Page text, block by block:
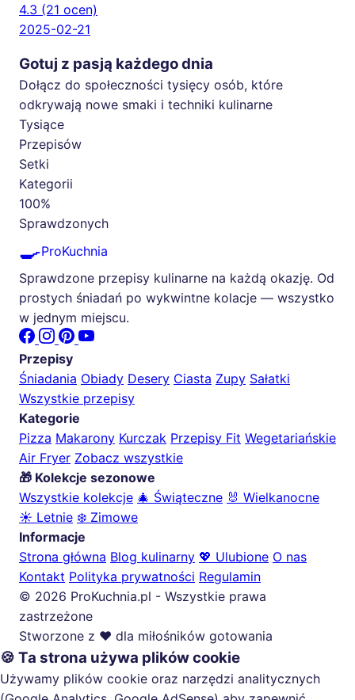
4.3 (21 ocen)
2025-02-21
Gotuj z pasją każdego dnia
Dołącz do społeczności tysięcy osób, które
odkrywają nowe smaki i techniki kulinarne
Tysiące
Przepisów
Setki
Kategorii
100%
Sprawdzonych
🍳ProKuchnia
Sprawdzone przepisy kulinarne na każdą okazję. Od
prostych śniadań po wykwintne kolacje — wszystko
w jednym miejscu.
Przepisy
Śniadania Obiady Desery Ciasta Zupy Sałatki
Wszystkie przepisy
Kategorie
Pizza Makarony Kurczak Przepisy Fit Wegetariańskie
Air Fryer Zobacz wszystkie
🎁 Kolekcje sezonowe
Wszystkie kolekcje 🎄 Świąteczne 🐰 Wielkanocne
☀️ Letnie ❄️ Zimowe
Informacje
Strona główna Blog kulinarny 💖 Ulubione O nas
Kontakt Polityka prywatności Regulamin
© 2026 ProKuchnia.pl - Wszystkie prawa
zastrzeżone
Stworzone z ❤️ dla miłośników gotowania
🍪 Ta strona używa plików cookie
Używamy plików cookie oraz narzędzi analitycznych